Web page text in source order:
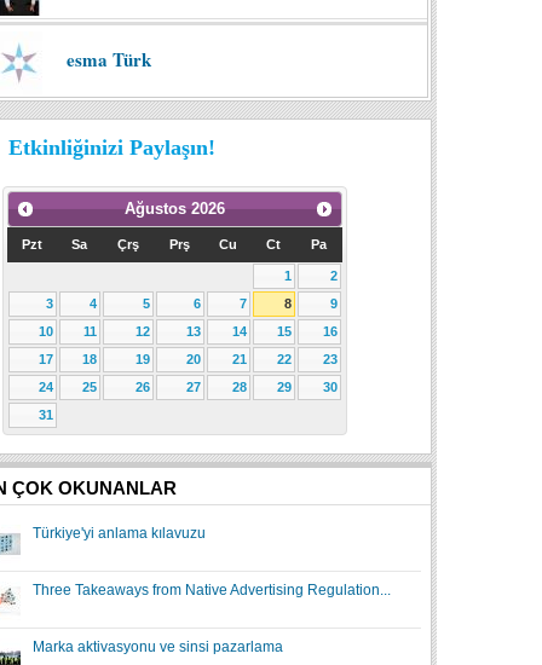
esma Türk
Etkinliğinizi Paylaşın!
Ağustos 2026
Pzt Sa Çrş Prş Cu Ct Pa
1
2
3
4 5 6 7 8
9
10
11 12 13 14 15
16
17
18 19 20 21 22
23
24
25 26 27 28 29
30
31
ÇOK OKUNANLAR
Türkiye'yi anlama kılavuzu
Three Takeaways from Native Advertising Regulation...
Marka aktivasyonu ve sinsi pazarlama